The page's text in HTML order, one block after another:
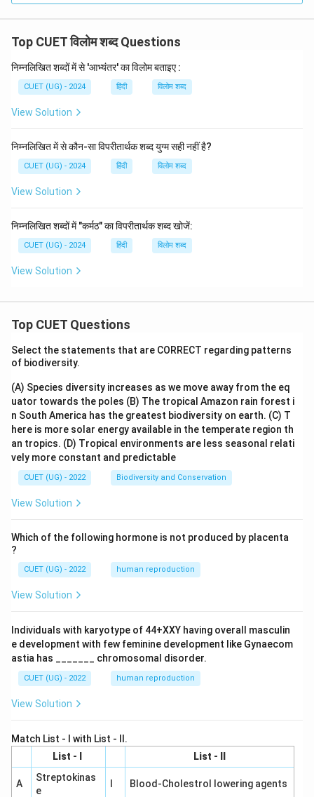
Top CUET विलोम शब्द Questions
निम्नलिखित शब्दों में से 'आभ्यंतर' का विलोम बताइए :
CUET (UG) - 2024 हिंदी विलोम शब्द
View Solution
निम्नलिखित में से कौन-सा विपरीतार्थक शब्द युग्म सही नहीं है?
CUET (UG) - 2024 हिंदी विलोम शब्द
View Solution
निम्नलिखित शब्दों में "कर्मठ" का विपरीतार्थक शब्द खोजें:
CUET (UG) - 2024 हिंदी विलोम शब्द
View Solution
Top CUET Questions
Select the statements that are CORRECT regarding patterns
of biodiversity.
(A) Species diversity increases as we move away from the eq
uator towards the poles (B) The tropical Amazon rain forest i
n South America has the greatest biodiversity on earth. (C) T
here is more solar energy available in the temperate region th
an tropics. (D) Tropical environments are less seasonal relati
vely more constant and predictable
CUET (UG) - 2022 Biodiversity and Conservation
View Solution
Which of the following hormone is not produced by placenta
?
CUET (UG) - 2022 human reproduction
View Solution
Individuals with karyotype of 44+XXY having overall masculin
e development with few feminine development like Gynaecom
astia has _______ chromosomal disorder.
CUET (UG) - 2022 human reproduction
View Solution
Match List - I with List - II.
List - I
List - II
A
Streptokinas
e
Blood-Cholestrol lowering agents